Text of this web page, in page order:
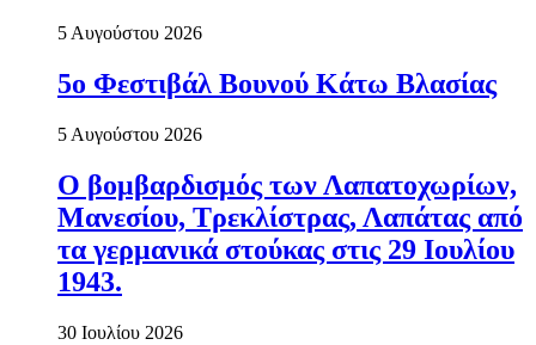
5 Αυγούστου 2026
5ο Φεστιβάλ Βουνού Κάτω Βλασίας
5 Αυγούστου 2026
Ο βομβαρδισμός των Λαπατοχωρίων,
Μανεσίου, Τρεκλίστρας, Λαπάτας από
τα γερμανικά στούκας στις 29 Ιουλίου
1943.
30 Ιουλίου 2026